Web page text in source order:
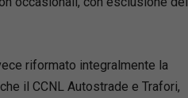
riformato integralmente la
il CCNL Autostrade e Trafori,